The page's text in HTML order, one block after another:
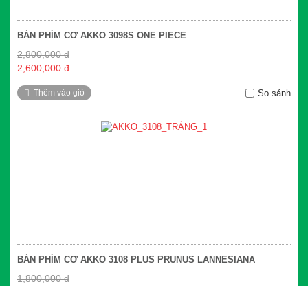
BÀN PHÍM CƠ AKKO 3098S ONE PIECE
2,800,000 đ
2,600,000 đ
Thêm vào giỏ So sánh
BÀN PHÍM CƠ AKKO 3108 PLUS PRUNUS LANNESIANA
1,800,000 đ